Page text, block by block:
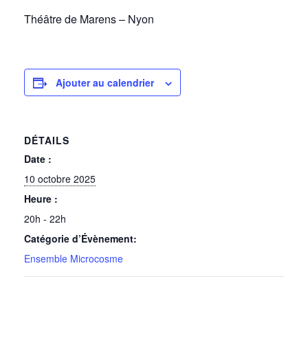
Théâtre de Marens – Nyon
Ajouter au calendrier
DÉTAILS
Date :
10 octobre 2025
Heure :
20h - 22h
Catégorie d’Évènement:
Ensemble Microcosme